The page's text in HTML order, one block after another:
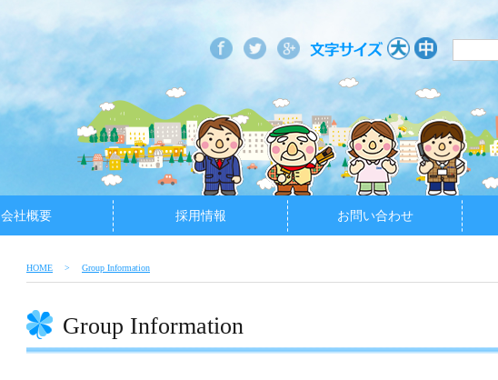
会社概要 採用情報 お問い合わせ
HOME Group Information
Group Information